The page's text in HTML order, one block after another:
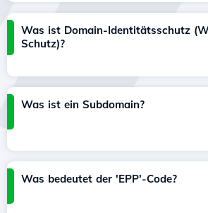
Was ist Domain-Identitätsschutz
Schutz)?
Was ist ein Subdomain?
Was bedeutet der 'EPP'-Code?